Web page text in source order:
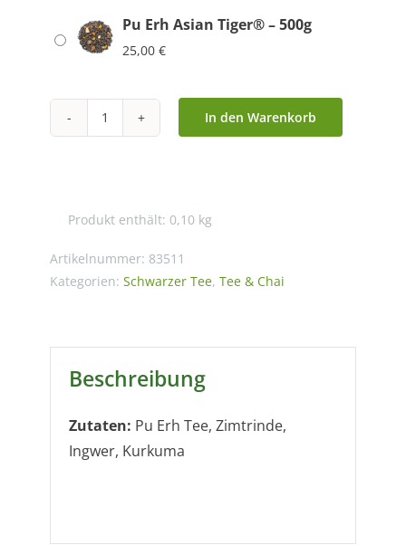
Pu Erh Asian Tiger® – 500g
25,00 €
Pu
Menge
In den Warenkorb
Produkt enthält: 0,10 kg
Artikelnummer: 83511
Kategorien: Schwarzer Tee, Tee & Chai
Beschreibung
Zutaten: Pu Erh Tee, Zimtrinde,
Ingwer, Kurkuma